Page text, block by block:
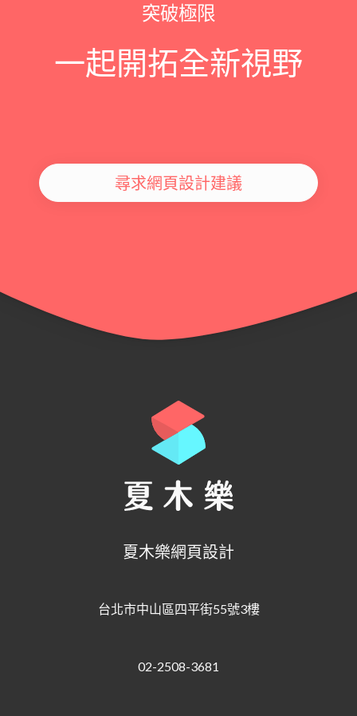
突破極限
一起開拓全新視野
尋求網頁設計建議
夏木樂網頁設計
台北市中山區四平街55號3樓
02-2508-3681